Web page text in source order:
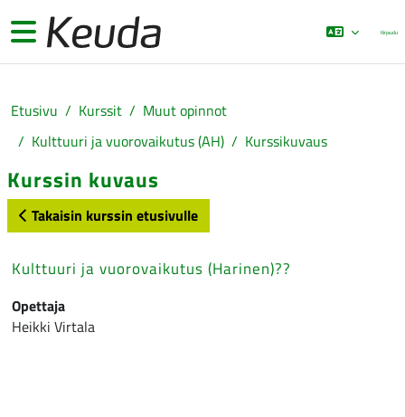
Sivupaneeli Kirjaudu
Etusivu Kurssit
Muut opinnot
Kulttuuri ja vuorovaikutus (AH)
Kurssikuvaus
Kurssin kuvaus
Takaisin kurssin etusivulle
Kulttuuri ja vuorovaikutus (Harinen)??
Opettaja
Heikki Virtala